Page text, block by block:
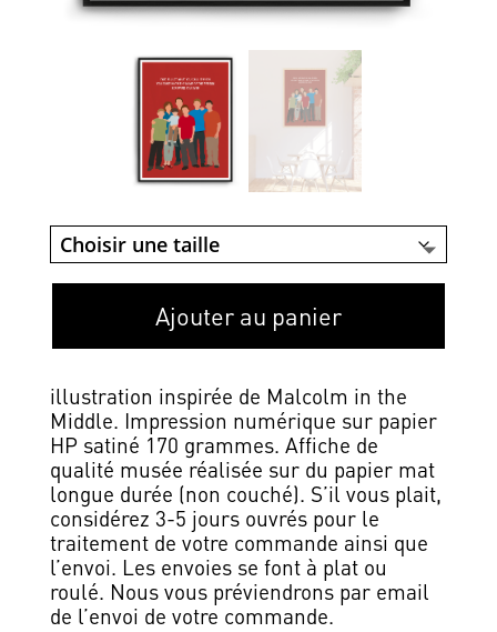
Ajouter au panier
illustration inspirée de Malcolm in the
Middle. Impression numérique sur papier
HP satiné 170 grammes. Affiche de
qualité musée réalisée sur du papier mat
longue durée (non couché). S’il vous plait,
considérez 3-5 jours ouvrés pour le
traitement de votre commande ainsi que
l’envoi. Les envoies se font à plat ou
roulé. Nous vous préviendrons par email
de l’envoi de votre commande.